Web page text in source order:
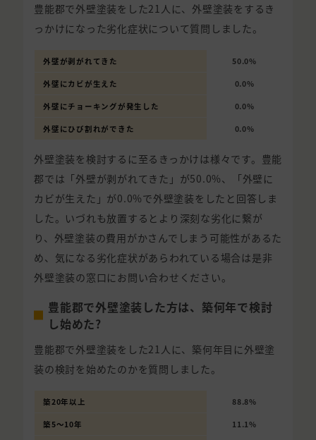
豊能郡で外壁塗装をした21人に、外壁塗装をするき
っかけになった劣化症状について質問しました。
外壁が剥がれてきた 50.0%
外壁にカビが生えた 0.0%
外壁にチョーキングが発生した 0.0%
外壁にひび割れができた 0.0%
外壁塗装を検討するに至るきっかけは様々です。豊能
郡では「外壁が剥がれてきた」が50.0%、「外壁に
カビが生えた」が0.0%で外壁塗装をしたと回答しま
した。いづれも放置するとより深刻な劣化に繋が
り、外壁塗装の費用がかさんでしまう可能性があるた
め、気になる劣化症状があらわれている場合は是非
外壁塗装の窓口にお問い合わせください。
豊能郡で外壁塗装した方は、築何年で検討
し始めた?
豊能郡で外壁塗装をした21人に、築何年目に外壁塗
装の検討を始めたのかを質問しました。
築20年以上 88.8%
築5〜10年 11.1%